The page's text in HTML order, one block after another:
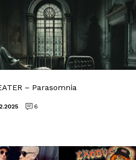
– Parasomnia
6